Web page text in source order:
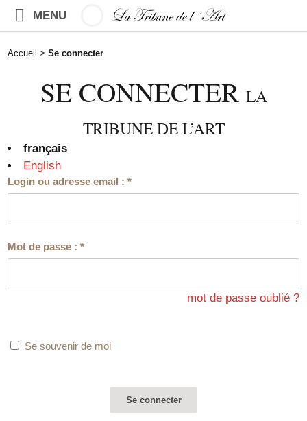
MENU
Accueil > Se connecter
SE CONNECTER LA
TRIBUNE DE L’ART
français
English
Login ou adresse email :*
Mot de passe :*
mot de passe oublié ?
Se souvenir de moi